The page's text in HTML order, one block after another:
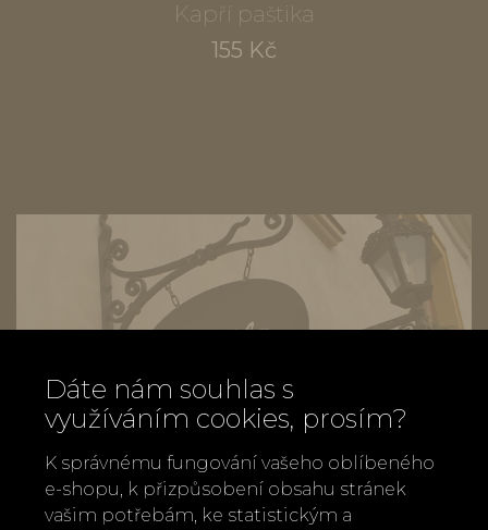
Kapří paštika
155 Kč
Dáte nám souhlas s
využíváním cookies, prosím?
K správnému fungování vašeho oblíbeného
e-shopu, k přizpůsobení obsahu stránek
vašim potřebám, ke statistickým a